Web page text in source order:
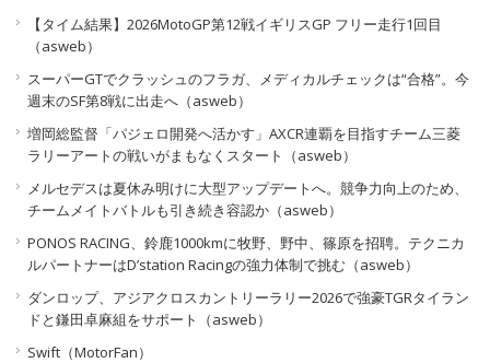
【タイム結果】2026MotoGP第12戦イギリスGP フリー走行1回目
（asweb）
スーパーGTでクラッシュのフラガ、メディカルチェックは“合格”。今
週末のSF第8戦に出走へ（asweb）
増岡総監督「パジェロ開発へ活かす」AXCR連覇を目指すチーム三菱
ラリーアートの戦いがまもなくスタート（asweb）
メルセデスは夏休み明けに大型アップデートへ。競争力向上のため、
チームメイトバトルも引き続き容認か（asweb）
PONOS RACING、鈴鹿1000kmに牧野、野中、篠原を招聘。テクニカ
ルパートナーはD’station Racingの強力体制で挑む（asweb）
ダンロップ、アジアクロスカントリーラリー2026で強豪TGRタイラン
ドと鎌田卓麻組をサポート（asweb）
Swift（MotorFan）